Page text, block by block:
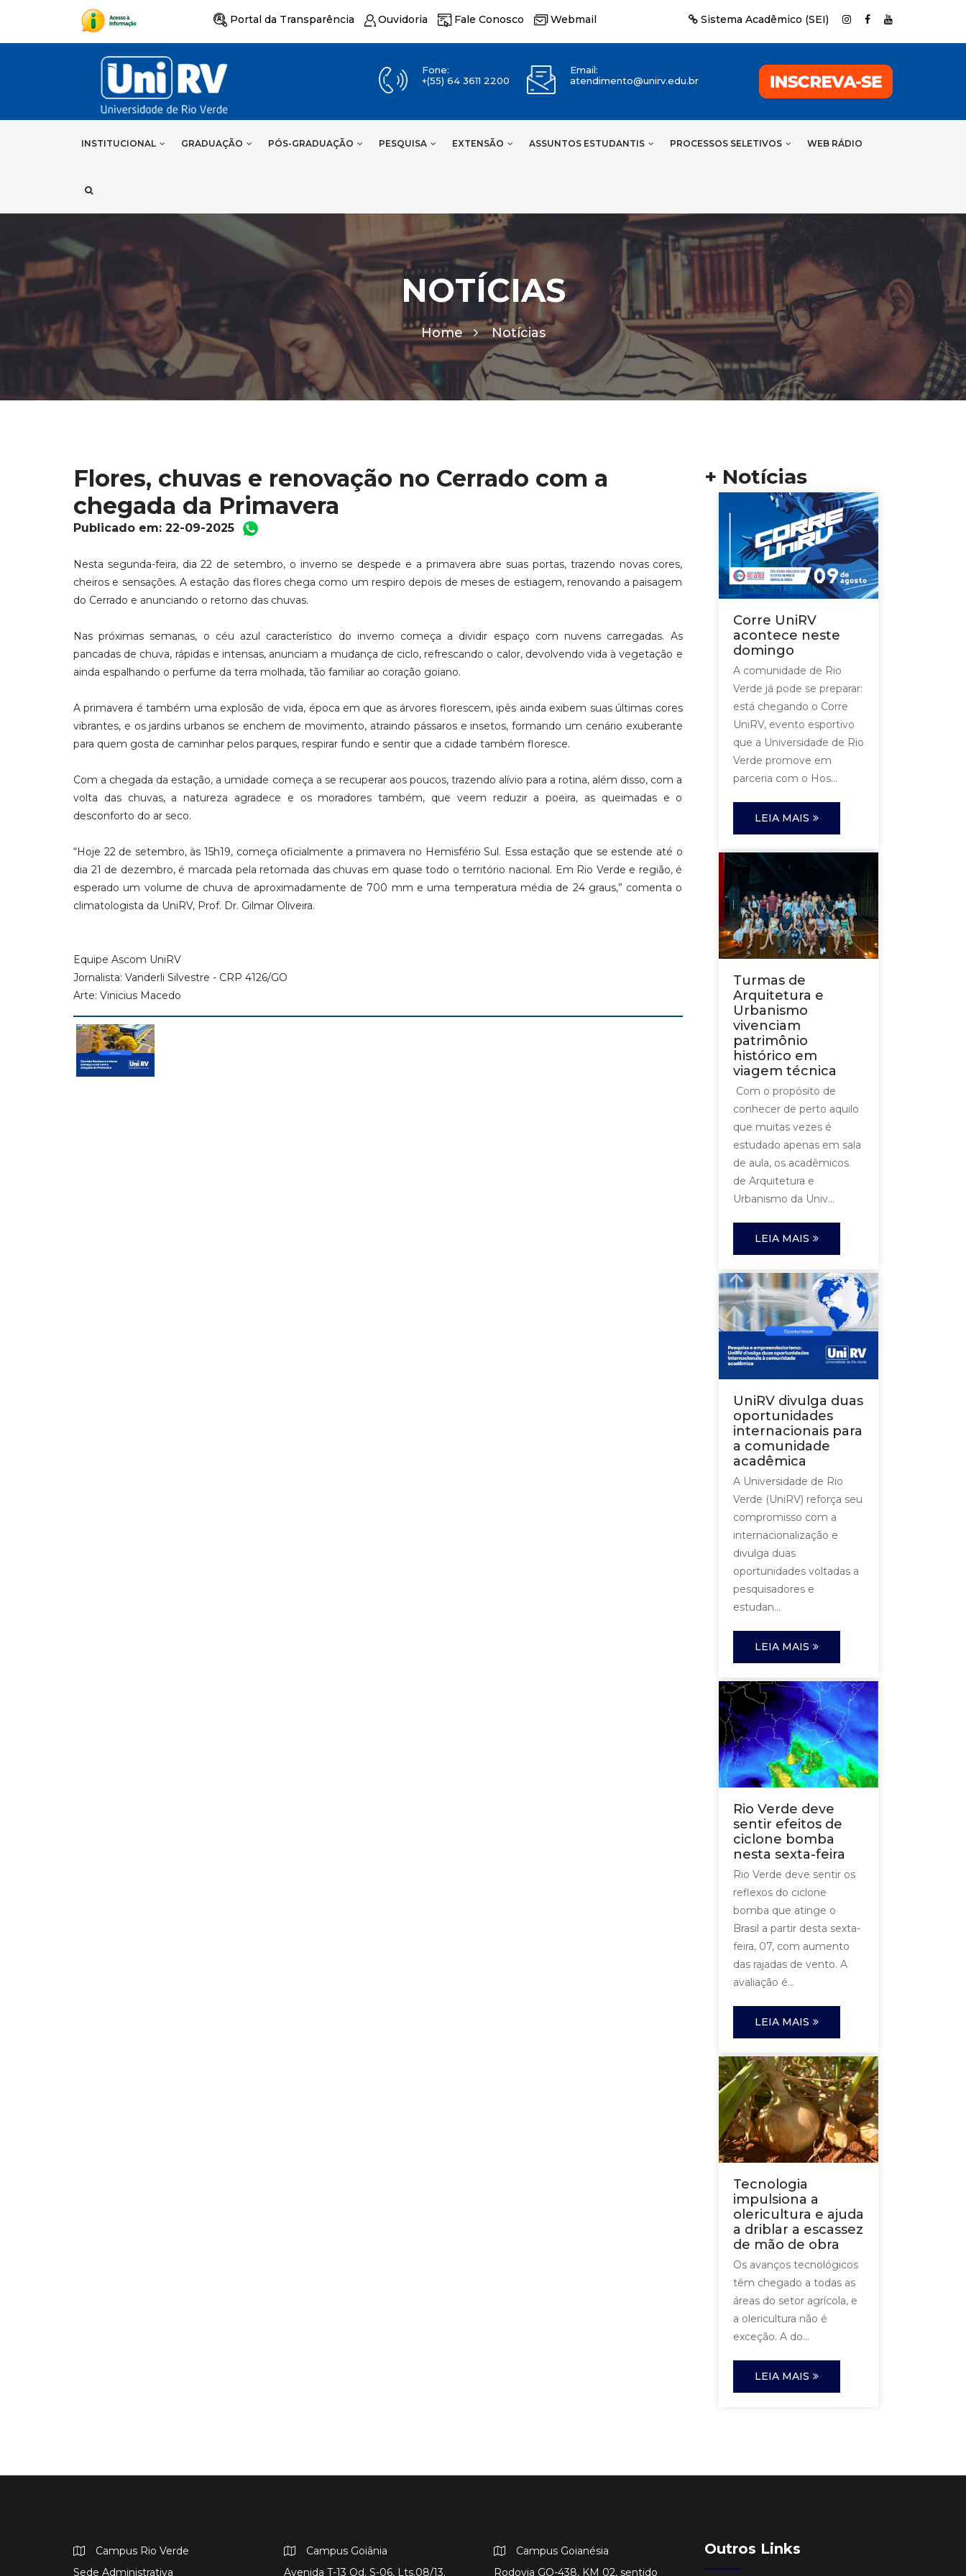
Portal da Transparência Ouvidoria Fale Conosco Webmail Sistema Acadêmico (SEI)
Fone:
+(55) 64 3611 2200
Email:
atendimento@unirv.edu.br
INSTITUCIONAL GRADUAÇÃO PÓS-GRADUAÇÃO PESQUISA EXTENSÃO ASSUNTOS ESTUDANTIS PROCESSOS SELETIVOS WEB RÁDIO
NOTÍCIAS
Home Notícias
Flores, chuvas e renovação no Cerrado com a
chegada da Primavera
Publicado em: 22-09-2025
Nesta segunda-feira, dia 22 de setembro, o inverno se despede e a primavera abre suas portas, trazendo novas cores,
cheiros e sensações. A estação das flores chega como um respiro depois de meses de estiagem, renovando a paisagem
do Cerrado e anunciando o retorno das chuvas.
Nas próximas semanas, o céu azul característico do inverno começa a dividir espaço com nuvens carregadas. As
pancadas de chuva, rápidas e intensas, anunciam a mudança de ciclo, refrescando o calor, devolvendo vida à vegetação e
ainda espalhando o perfume da terra molhada, tão familiar ao coração goiano.
A primavera é também uma explosão de vida, época em que as árvores florescem, ipês ainda exibem suas últimas cores
vibrantes, e os jardins urbanos se enchem de movimento, atraindo pássaros e insetos, formando um cenário exuberante
para quem gosta de caminhar pelos parques, respirar fundo e sentir que a cidade também floresce.
Com a chegada da estação, a umidade começa a se recuperar aos poucos, trazendo alívio para a rotina, além disso, com a
volta das chuvas, a natureza agradece e os moradores também, que veem reduzir a poeira, as queimadas e o
desconforto do ar seco.
“Hoje 22 de setembro, às 15h19, começa oficialmente a primavera no Hemisfério Sul. Essa estação que se estende até o
dia 21 de dezembro, é marcada pela retomada das chuvas em quase todo o território nacional. Em Rio Verde e região, é
esperado um volume de chuva de aproximadamente de 700 mm e uma temperatura média de 24 graus,” comenta o
climatologista da UniRV, Prof. Dr. Gilmar Oliveira.
Equipe Ascom UniRV
Jornalista: Vanderli Silvestre - CRP 4126/GO
Arte: Vinicius Macedo
+ Notícias
Corre UniRV
acontece neste
domingo
A comunidade de Rio
Verde já pode se preparar:
está chegando o Corre
UniRV, evento esportivo
que a Universidade de Rio
Verde promove em
parceria com o Hos...
LEIA MAIS
Turmas de
Arquitetura e
Urbanismo
vivenciam
patrimônio
histórico em
viagem técnica
Com o propósito de
conhecer de perto aquilo
que muitas vezes é
estudado apenas em sala
de aula, os acadêmicos
de Arquitetura e
Urbanismo da Univ...
LEIA MAIS
UniRV divulga duas
oportunidades
internacionais para
a comunidade
acadêmica
A Universidade de Rio
Verde (UniRV) reforça seu
compromisso com a
internacionalização e
divulga duas
oportunidades voltadas a
pesquisadores e
estudan...
LEIA MAIS
Rio Verde deve
sentir efeitos de
ciclone bomba
nesta sexta-feira
Rio Verde deve sentir os
reflexos do ciclone
bomba que atinge o
Brasil a partir desta sexta-
feira, 07, com aumento
das rajadas de vento. A
avaliação é...
LEIA MAIS
Tecnologia
impulsiona a
olericultura e ajuda
a driblar a escassez
de mão de obra
Os avanços tecnológicos
têm chegado a todas as
áreas do setor agrícola, e
a olericultura não é
exceção. A do...
LEIA MAIS
Campus Rio Verde
Sede Administrativa
Campus Goiânia
Avenida T-13 Qd. S-06, Lts.08/13.
Campus Goianésia
Rodovia GO-438, KM 02, sentido
Outros Links